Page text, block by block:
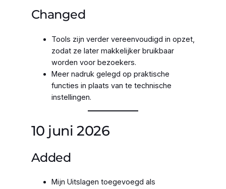
Changed
Tools zijn verder vereenvoudigd in opzet,
zodat ze later makkelijker bruikbaar
worden voor bezoekers.
Meer nadruk gelegd op praktische
functies in plaats van te technische
instellingen.
10 juni 2026
Added
Mijn Uitslagen toegevoegd als